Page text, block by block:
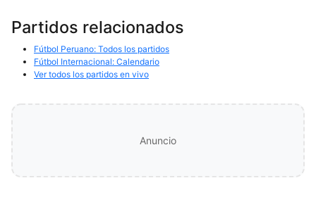
Partidos relacionados
Fútbol Peruano: Todos los partidos
Fútbol Internacional: Calendario
Ver todos los partidos en vivo
Anuncio